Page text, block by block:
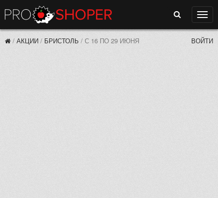
Поиск
/ АКЦИИ / БРИСТОЛЬ / С 16 ПО 29 ИЮНЯ ВОЙТИ